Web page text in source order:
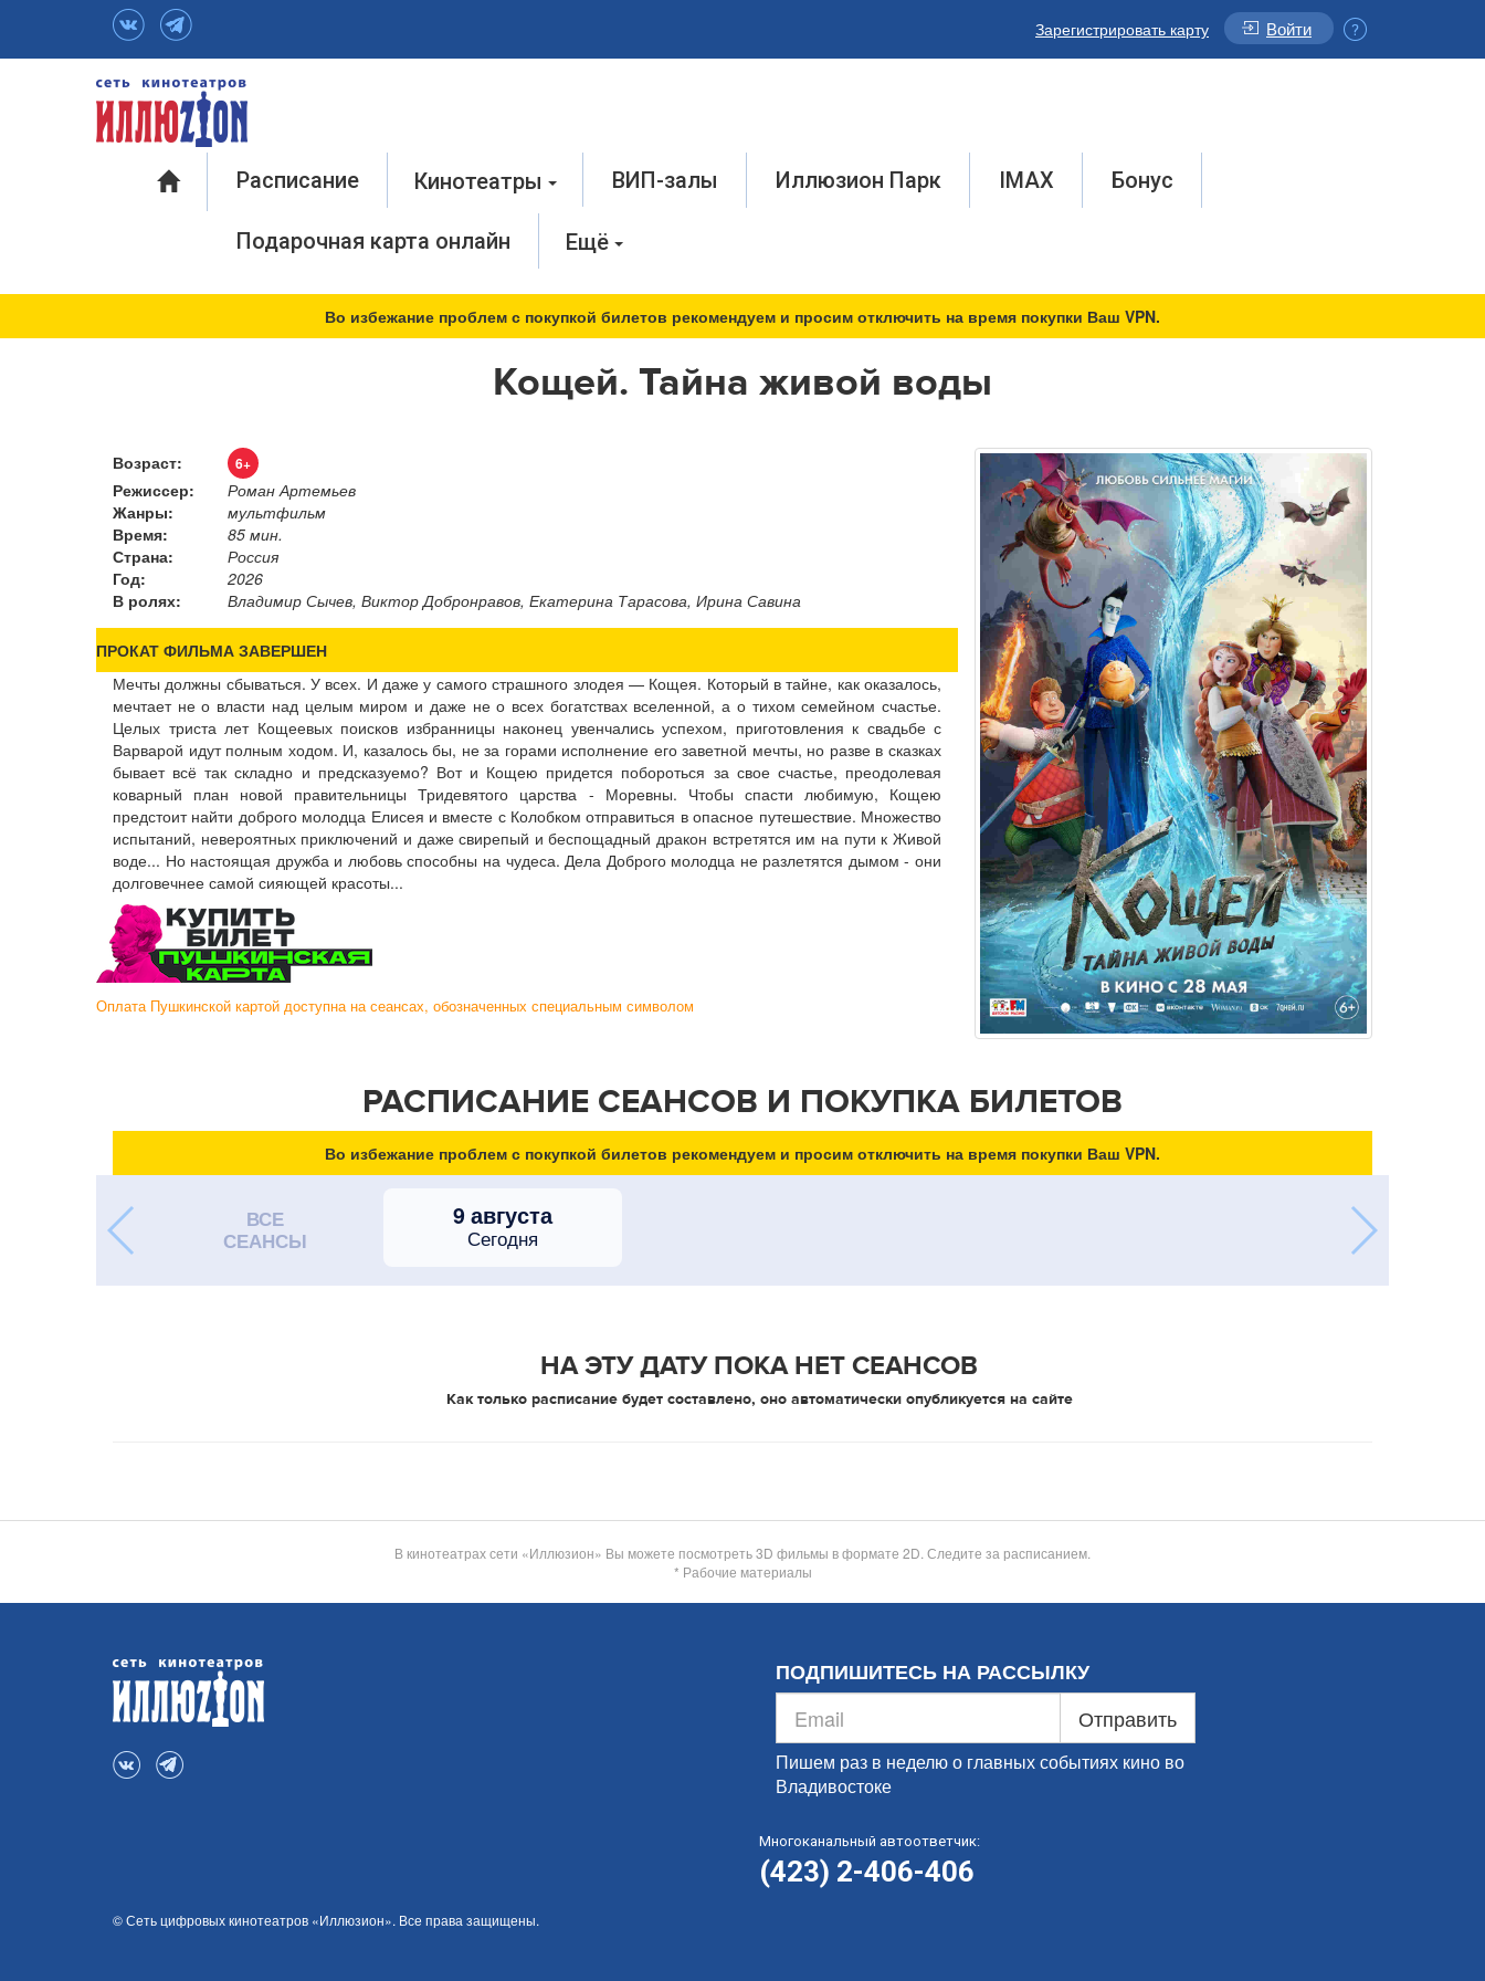
Зарегистрировать карту Войти
Расписание Кинотеатры ВИП-залы Иллюзион Парк IMAX Бонус
Подарочная карта онлайн Ещё
Во избежание проблем с покупкой билетов рекомендуем и просим отключить на время покупки Ваш VPN.
Кощей. Тайна живой воды
Возраст: 6+
Режиссер:
Роман Артемьев
Жанры:
мультфильм
Время:
85 мин.
Страна:
Россия
Год:
2026
В ролях:
Владимир Сычев, Виктор Добронравов, Екатерина Тарасова, Ирина Савина
ПРОКАТ ФИЛЬМА ЗАВЕРШЕН
Мечты должны сбываться. У всех. И даже у самого страшного злодея — Кощея. Который в тайне, как оказалось,
мечтает не о власти над целым миром и даже не о всех богатствах вселенной, а о тихом семейном счастье.
Целых триста лет Кощеевых поисков избранницы наконец увенчались успехом, приготовления к свадьбе с
Варварой идут полным ходом. И, казалось бы, не за горами исполнение его заветной мечты, но разве в сказках
бывает всё так складно и предсказуемо? Вот и Кощею придется побороться за свое счастье, преодолевая
коварный план новой правительницы Тридевятого царства - Моревны. Чтобы спасти любимую, Кощею
предстоит найти доброго молодца Елисея и вместе с Колобком отправиться в опасное путешествие. Множество
испытаний, невероятных приключений и даже свирепый и беспощадный дракон встретятся им на пути к Живой
воде... Но настоящая дружба и любовь способны на чудеса. Дела Доброго молодца не разлетятся дымом - они
долговечнее самой сияющей красоты...
Оплата Пушкинской картой доступна на сеансах, обозначенных специальным символом
РАСПИСАНИЕ СЕАНСОВ И ПОКУПКА БИЛЕТОВ
Во избежание проблем с покупкой билетов рекомендуем и просим отключить на время покупки Ваш VPN.
ВСЕ
СЕАНСЫ
9 августа
Сегодня
НА ЭТУ ДАТУ ПОКА НЕТ СЕАНСОВ
Как только расписание будет составлено, оно автоматически опубликуется на сайте
В кинотеатрах сети «Иллюзион» Вы можете посмотреть 3D фильмы в формате 2D. Следите за расписанием.
* Рабочие материалы
ПОДПИШИТЕСЬ НА РАССЫЛКУ
Отправить
Пишем раз в неделю о главных событиях кино во
Владивостоке
Многоканальный автоответчик:
(423) 2-406-406
© Сеть цифровых кинотеатров «Иллюзион». Все права защищены.